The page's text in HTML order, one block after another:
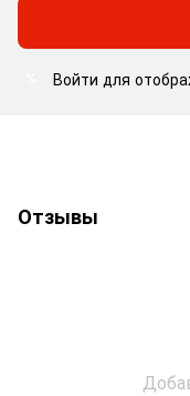
Войти для
Отзывы